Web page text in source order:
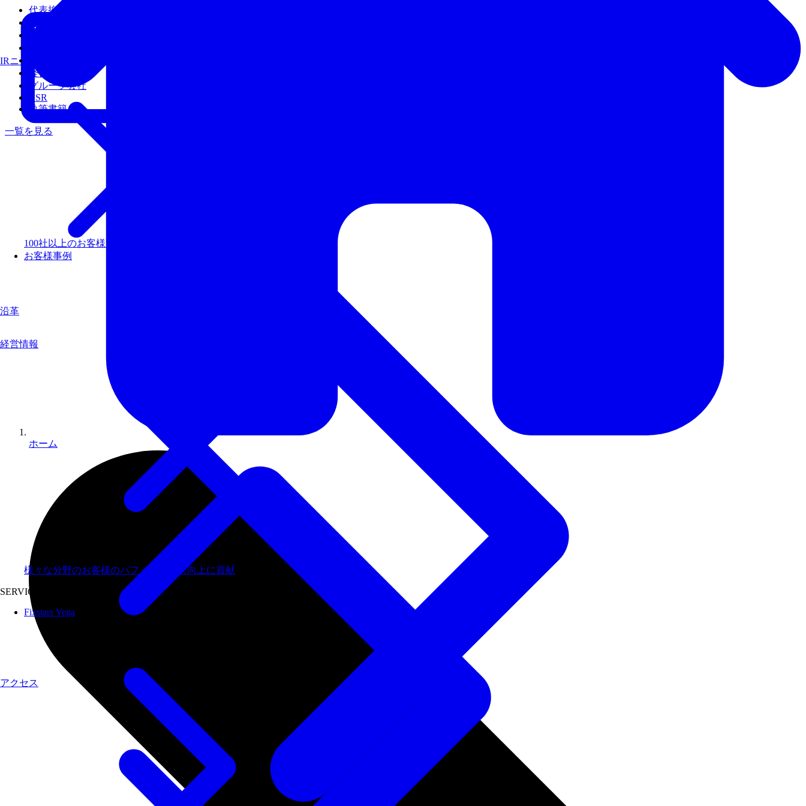
IRニュース
代表挨拶
経営理念
グループ会社
CSR
執筆書籍
一覧を見る
沿革
アクセス
100社以上のお客様を支援しリピート率99％以上の評価
お客様事例
様々な分野のお客様のパフォーマンス向上に貢献
SERVICES
Fixstars Vega
経営情報
ホーム